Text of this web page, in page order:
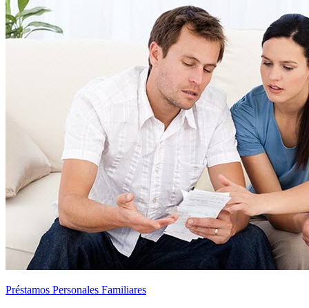
Préstamos Personales Familiares